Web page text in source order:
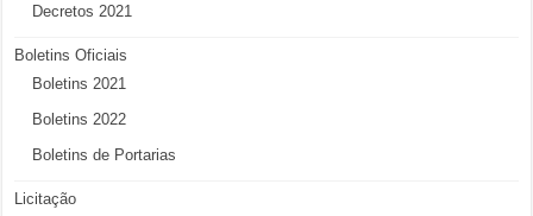
Decretos 2021
Boletins Oficiais
Boletins 2021
Boletins 2022
Boletins de Portarias
Licitação